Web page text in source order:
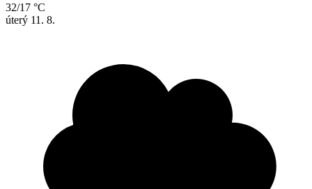
32/17 °C
úterý 11. 8.